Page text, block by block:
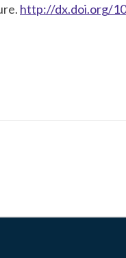
http://dx.doi.org/